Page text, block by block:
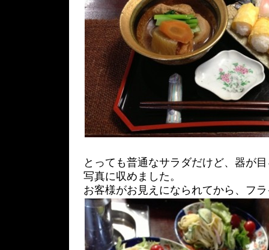
とっても普通なサラダだけど、器が
写真に収めました。
お客様がお見えになられてから、フ